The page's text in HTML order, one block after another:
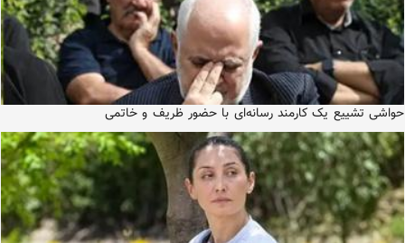
حواشی تشییع یک کارمند رسانه‌ای با حضور ظریف و خاتمی